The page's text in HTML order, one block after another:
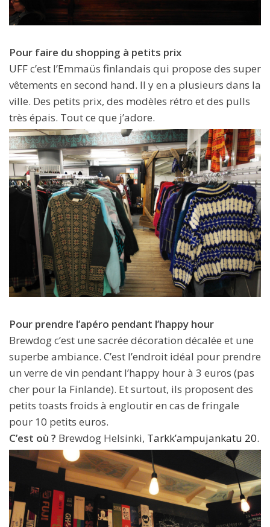
Pour faire du shopping à petits prix
UFF c’est l’Emmaüs finlandais qui propose des super
vêtements en second hand. Il y en a plusieurs dans la
ville. Des petits prix, des modèles rétro et des pulls
très épais. Tout ce que j’adore.
Pour prendre l’apéro pendant l’happy hour
Brewdog c’est une sacrée décoration décalée et une
superbe ambiance. C’est l’endroit idéal pour prendre
un verre de vin pendant l’happy hour à 3 euros (pas
cher pour la Finlande). Et surtout, ils proposent des
petits toasts froids à engloutir en cas de fringale
pour 10 petits euros.
C’est où ? Brewdog Helsinki, Tarkk’ampujankatu 20.